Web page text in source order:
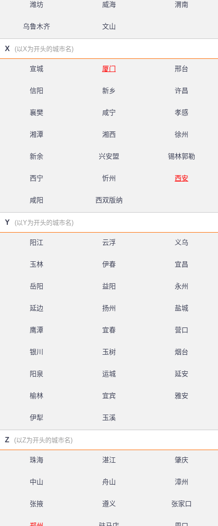
潍坊 威海 渭南
乌鲁木齐 文山
X (以X为开头的城市名)
宣城 厦门 邢台
信阳 新乡 许昌
襄樊 咸宁 孝感
湘潭 湘西 徐州
新余 兴安盟 锡林郭勒
西宁 忻州 西安
咸阳 西双版纳
Y (以Y为开头的城市名)
阳江 云浮 义乌
玉林 伊春 宜昌
岳阳 益阳 永州
延边 扬州 盐城
鹰潭 宜春 营口
银川 玉树 烟台
阳泉 运城 延安
榆林 宜宾 雅安
伊犁 玉溪
Z (以Z为开头的城市名)
珠海 湛江 肇庆
中山 舟山 漳州
张掖 遵义 张家口